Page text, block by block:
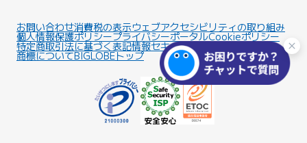
お問い合わせ消費税の表示ウェブアクセシビリティの取り組み
個人情報保護ポリシープライバシーポータルCookieポリシー
特定商取引法に基づく表記情報セキュリティ基本方針
商標についてBIGLOBEトップ